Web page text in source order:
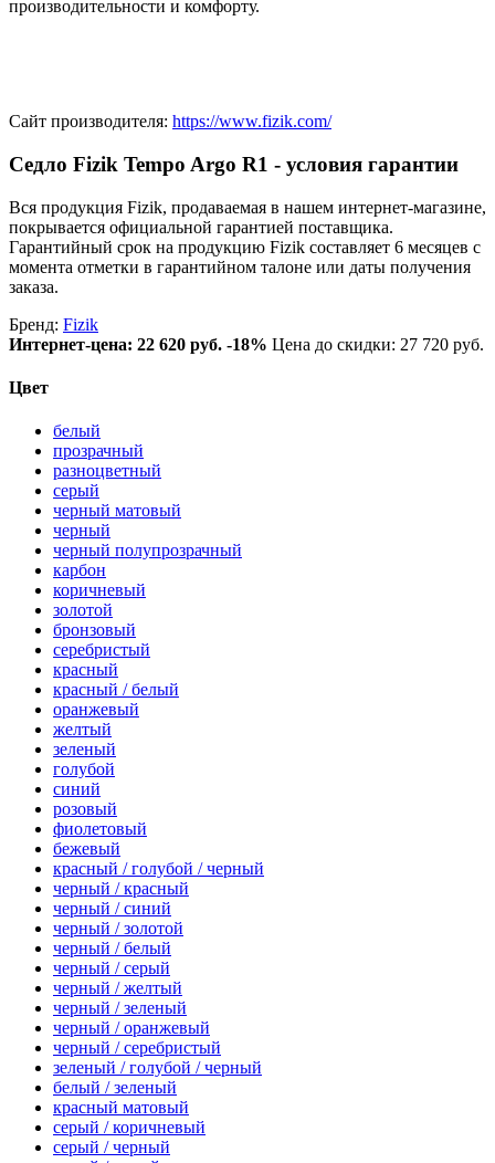
производительности и комфорту.
Сайт производителя: https://www.fizik.com/
Седло Fizik Tempo Argo R1 - условия гарантии
Вся продукция Fizik, продаваемая в нашем интернет-магазине,
покрывается официальной гарантией поставщика.
Гарантийный срок на продукцию Fizik составляет 6 месяцев с
момента отметки в гарантийном талоне или даты получения
заказа.
Бренд: Fizik
Интернет-цена: 22 620 руб. -18% Цена до скидки: 27 720 руб.
Цвет
белый
прозрачный
разноцветный
серый
черный матовый
черный
черный полупрозрачный
карбон
коричневый
золотой
бронзовый
серебристый
красный
красный / белый
оранжевый
желтый
зеленый
голубой
синий
розовый
фиолетовый
бежевый
красный / голубой / черный
черный / красный
черный / синий
черный / золотой
черный / белый
черный / серый
черный / желтый
черный / зеленый
черный / оранжевый
черный / серебристый
зеленый / голубой / черный
белый / зеленый
красный матовый
серый / коричневый
серый / черный